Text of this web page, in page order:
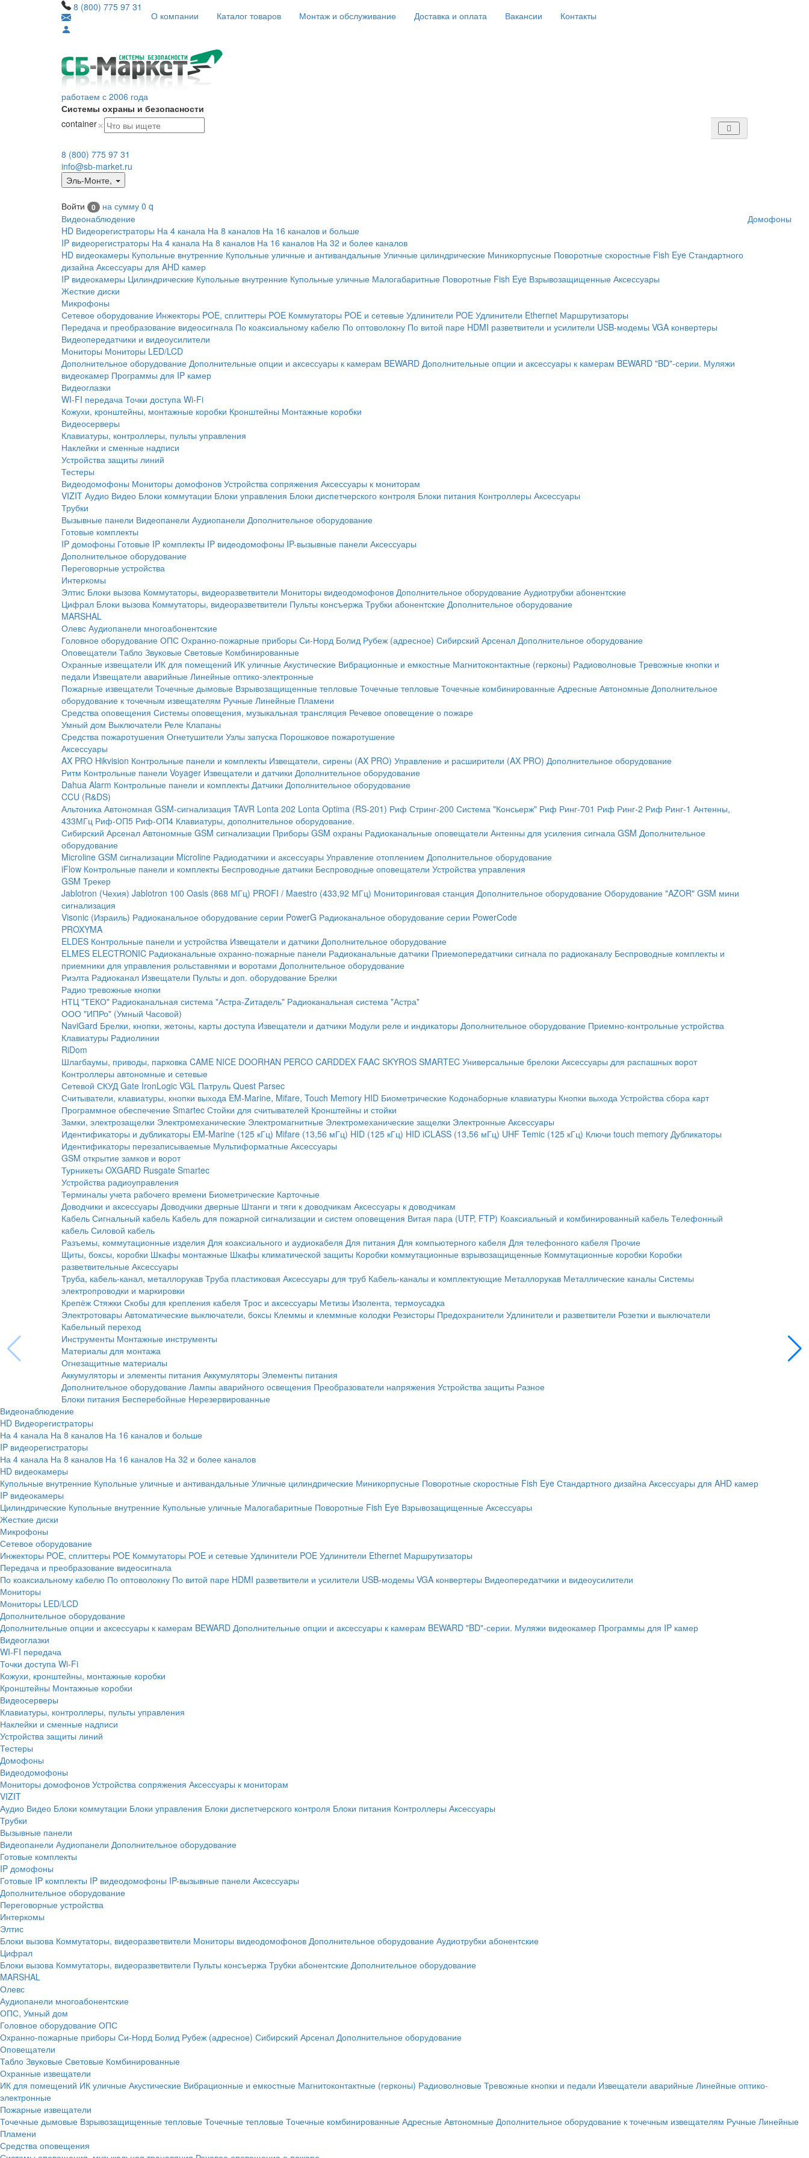
8 (800) 775 97 31
О компании Каталог товаров Монтаж и обслуживание Доставка и оплата Вакансии Контакты
работаем с 2006 года
Системы охраны и безопасности
container×
8 (800) 775 97 31
info@sb-market.ru
Эль-Монте,
Войти 0 на сумму 0 q
Видеонаблюдение
Домофоны
HD Видеорегистраторы На 4 канала На 8 каналов На 16 каналов и больше
IP видеорегистраторы На 4 канала На 8 каналов На 16 каналов На 32 и более каналов
HD видеокамеры Купольные внутренние Купольные уличные и антивандальные Уличные цилиндрические Миникорпусные Поворотные скоростные Fish Eye Стандартного
дизайна Аксессуары для AHD камер
IP видеокамеры Цилиндрические Купольные внутренние Купольные уличные Малогабаритные Поворотные Fish Eye Взрывозащищенные Аксессуары
Жесткие диски
Микрофоны
Сетевое оборудование Инжекторы POE, сплиттеры POE Коммутаторы POE и сетевые Удлинители POE Удлинители Ethernet Маршрутизаторы
Передача и преобразование видеосигнала По коаксиальному кабелю По оптоволокну По витой паре HDMI разветвители и усилители USB-модемы VGA конвертеры
Видеопередатчики и видеоусилители
Мониторы Мониторы LED/LCD
Дополнительное оборудование Дополнительные опции и аксессуары к камерам BEWARD Дополнительные опции и аксессуары к камерам BEWARD "BD"-серии. Муляжи
видеокамер Программы для IP камер
Видеоглазки
WI-FI передача Точки доступа Wi-Fi
Кожухи, кронштейны, монтажные коробки Кронштейны Монтажные коробки
Видеосерверы
Клавиатуры, контроллеры, пульты управления
Наклейки и сменные надписи
Устройства защиты линий
Тестеры
Видеодомофоны Мониторы домофонов Устройства сопряжения Аксессуары к мониторам
VIZIT Аудио Видео Блоки коммутации Блоки управления Блоки диспетчерского контроля Блоки питания Контроллеры Аксессуары
Трубки
Вызывные панели Видеопанели Аудиопанели Дополнительное оборудование
Готовые комплекты
IP домофоны Готовые IP комплекты IP видеодомофоны IP-вызывные панели Аксессуары
Дополнительное оборудование
Переговорные устройства
Интеркомы
Элтис Блоки вызова Коммутаторы, видеоразветвители Мониторы видеодомофонов Дополнительное оборудование Аудиотрубки абонентские
Цифрал Блоки вызова Коммутаторы, видеоразветвители Пульты консъержа Трубки абонентские Дополнительное оборудование
MARSHAL
Олевс Аудиопанели многоабонентские
Головное оборудование ОПС Охранно-пожарные приборы Си-Норд Болид Рубеж (адресное) Сибирский Арсенал Дополнительное оборудование
Оповещатели Табло Звуковые Световые Комбинированные
Охранные извещатели ИК для помещений ИК уличные Акустические Вибрационные и емкостные Магнитоконтактные (герконы) Радиоволновые Тревожные кнопки и
педали Извещатели аварийные Линейные оптико-электронные
Пожарные извещатели Точечные дымовые Взрывозащищенные тепловые Точечные тепловые Точечные комбинированные Адресные Автономные Дополнительное
оборудование к точечным извещателям Ручные Линейные Пламени
Средства оповещения Системы оповещения, музыкальная трансляция Речевое оповещение о пожаре
Умный дом Выключатели Реле Клапаны
Средства пожаротушения Огнетушители Узлы запуска Порошковое пожаротушение
Аксессуары
AX PRO Hikvision Контрольные панели и комплекты Извещатели, сирены (AX PRO) Управление и расширители (AX PRO) Дополнительное оборудование
Ритм Контрольные панели Voyager Извещатели и датчики Дополнительное оборудование
Dahua Alarm Контрольные панели и комплекты Датчики Дополнительное оборудование
CCU (R&DS)
Альтоника Автономная GSM-сигнализация TAVR Lonta 202 Lonta Optima (RS-201) Риф Стринг-200 Система "Консьерж" Риф Ринг-701 Риф Ринг-2 Риф Ринг-1 Антенны,
433МГц Риф-ОП5 Риф-ОП4 Клавиатуры, дополнительное оборудование.
Сибирский Арсенал Автономные GSM сигнализации Приборы GSM охраны Радиоканальные оповещатели Антенны для усиления сигнала GSM Дополнительное
оборудование
Microline GSM cигнализации Microline Радиодатчики и аксессуары Управление отоплением Дополнительное оборудование
iFlow Контрольные панели и комплекты Беспроводные датчики Беспроводные оповещатели Устройства управления
GSM Трекер
Jablotron (Чехия) Jablotron 100 Oasis (868 МГц) PROFI / Maestro (433,92 МГц) Мониторинговая станция Дополнительное оборудование Оборудование "AZOR" GSM мини
сигнализация
Visonic (Израиль) Радиоканальное оборудование серии PowerG Радиоканальное оборудование серии PowerCode
PROXYMA
ELDES Контрольные панели и устройства Извещатели и датчики Дополнительное оборудование
ELMES ELECTRONIC Радиоканальные охранно-пожарные панели Радиоканальные датчики Приемопередатчики сигнала по радиоканалу Беспроводные комплекты и
приемники для управления рольставнями и воротами Дополнительное оборудование
Риэлта Радиоканал Извещатели Пульты и доп. оборудование Брелки
Радио тревожные кнопки
НТЦ "ТЕКО" Радиоканальная система "Астра-Zитадель" Радиоканальная система "Астра"
ООО "ИПРо" (Умный Часовой)
NaviGard Брелки, кнопки, жетоны, карты доступа Извещатели и датчики Модули реле и индикаторы Дополнительное оборудование Приемно-контрольные устройства
Клавиатуры Радиолинии
RiDom
Шлагбаумы, приводы, парковка CAME NICE DOORHAN PERCO CARDDEX FAAC SKYROS SMARTEC Универсальные брелоки Аксессуары для распашных ворот
Контроллеры автономные и сетевые
Сетевой СКУД Gate IronLogic VGL Патруль Quest Parsec
Считыватели, клавиатуры, кнопки выхода EM-Marine, Mifare, Touch Memory HID Биометрические Кодонаборные клавиатуры Кнопки выхода Устройства сбора карт
Программное обеспечение Smartec Стойки для считывателей Кронштейны и стойки
Замки, электрозащелки Электромеханические Электромагнитные Электромеханические защелки Электронные Аксессуары
Идентификаторы и дубликаторы EM-Marine (125 кГц) Mifare (13,56 мГц) HID (125 кГц) HID iCLASS (13,56 мГц) UHF Temic (125 кГц) Ключи touch memory Дубликаторы
Идентификаторы перезаписываемые Мультиформатные Аксессуары
GSM открытие замков и ворот
Турникеты OXGARD Rusgate Smartec
Устройства радиоуправления
Терминалы учета рабочего времени Биометрические Карточные
Доводчики и аксессуары Доводчики дверные Штанги и тяги к доводчикам Аксессуары к доводчикам
Кабель Сигнальный кабель Кабель для пожарной сигнализации и систем оповещения Витая пара (UTP, FTP) Коаксиальный и комбинированный кабель Телефонный
кабель Силовой кабель
Разъемы, коммутационные изделия Для коаксиального и аудиокабеля Для питания Для компьютерного кабеля Для телефонного кабеля Прочие
Щиты, боксы, коробки Шкафы монтажные Шкафы климатической защиты Коробки коммутационные взрывозащищенные Коммутационные коробки Коробки
разветвительные Аксессуары
Труба, кабель-канал, металлорукав Труба пластиковая Аксессуары для труб Кабель-каналы и комплектующие Металлорукав Металлические каналы Системы
электропроводки и маркировки
Крепёж Стяжки Скобы для крепления кабеля Трос и аксессуары Метизы Изолента, термоусадка
Электротовары Автоматические выключатели, боксы Клеммы и клеммные колодки Резисторы Предохранители Удлинители и разветвители Розетки и выключатели
Кабельный переход
Инструменты Монтажные инструменты
Материалы для монтажа
Огнезащитные материалы
Аккумуляторы и элементы питания Аккумуляторы Элементы питания
Дополнительное оборудование Лампы аварийного освещения Преобразователи напряжения Устройства защиты Разное
Блоки питания Бесперебойные Нерезервированные
Видеонаблюдение
HD Видеорегистраторы
На 4 канала На 8 каналов На 16 каналов и больше
IP видеорегистраторы
На 4 канала На 8 каналов На 16 каналов На 32 и более каналов
HD видеокамеры
Купольные внутренние Купольные уличные и антивандальные Уличные цилиндрические Миникорпусные Поворотные скоростные Fish Eye Стандартного дизайна Аксессуары для AHD камер
IP видеокамеры
Цилиндрические Купольные внутренние Купольные уличные Малогабаритные Поворотные Fish Eye Взрывозащищенные Аксессуары
Жесткие диски
Микрофоны
Сетевое оборудование
Инжекторы POE, сплиттеры POE Коммутаторы POE и сетевые Удлинители POE Удлинители Ethernet Маршрутизаторы
Передача и преобразование видеосигнала
По коаксиальному кабелю По оптоволокну По витой паре HDMI разветвители и усилители USB-модемы VGA конвертеры Видеопередатчики и видеоусилители
Мониторы
Мониторы LED/LCD
Дополнительное оборудование
Дополнительные опции и аксессуары к камерам BEWARD Дополнительные опции и аксессуары к камерам BEWARD "BD"-серии. Муляжи видеокамер Программы для IP камер
Видеоглазки
WI-FI передача
Точки доступа Wi-Fi
Кожухи, кронштейны, монтажные коробки
Кронштейны Монтажные коробки
Видеосерверы
Клавиатуры, контроллеры, пульты управления
Наклейки и сменные надписи
Устройства защиты линий
Тестеры
Домофоны
Видеодомофоны
Мониторы домофонов Устройства сопряжения Аксессуары к мониторам
VIZIT
Аудио Видео Блоки коммутации Блоки управления Блоки диспетчерского контроля Блоки питания Контроллеры Аксессуары
Трубки
Вызывные панели
Видеопанели Аудиопанели Дополнительное оборудование
Готовые комплекты
IP домофоны
Готовые IP комплекты IP видеодомофоны IP-вызывные панели Аксессуары
Дополнительное оборудование
Переговорные устройства
Интеркомы
Элтис
Блоки вызова Коммутаторы, видеоразветвители Мониторы видеодомофонов Дополнительное оборудование Аудиотрубки абонентские
Цифрал
Блоки вызова Коммутаторы, видеоразветвители Пульты консъержа Трубки абонентские Дополнительное оборудование
MARSHAL
Олевс
Аудиопанели многоабонентские
ОПС, Умный дом
Головное оборудование ОПС
Охранно-пожарные приборы Си-Норд Болид Рубеж (адресное) Сибирский Арсенал Дополнительное оборудование
Оповещатели
Табло Звуковые Световые Комбинированные
Охранные извещатели
ИК для помещений ИК уличные Акустические Вибрационные и емкостные Магнитоконтактные (герконы) Радиоволновые Тревожные кнопки и педали Извещатели аварийные Линейные оптико-
электронные
Пожарные извещатели
Точечные дымовые Взрывозащищенные тепловые Точечные тепловые Точечные комбинированные Адресные Автономные Дополнительное оборудование к точечным извещателям Ручные Линейные
Пламени
Средства оповещения